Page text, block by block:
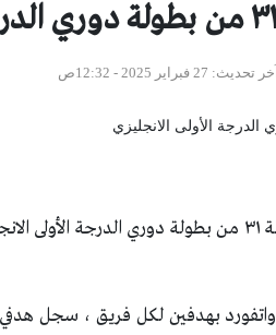
آخر تحديث 27 فبراير 2025 - 12:32ص
أقيمت هذا الأسبوع لقاءات الجولة ٣١ من بطولة